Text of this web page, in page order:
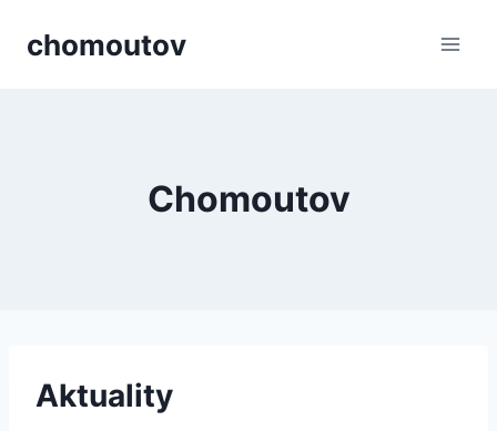
chomoutov
Chomoutov
Aktuality